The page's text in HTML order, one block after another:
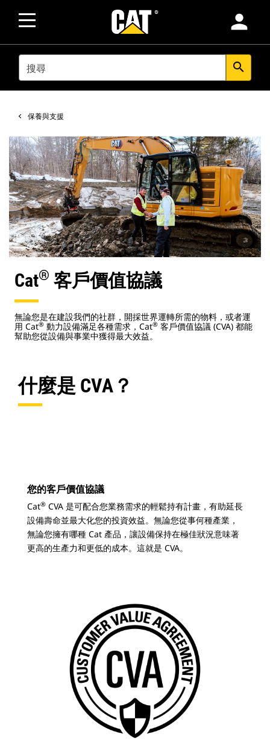
person
SEARCH search
保養與支援
Cat® 客戶價值協議
無論您是在建設我們的社群，開採世界運轉所需的物料，或者運
用 Cat® 動力設備滿足各種需求，Cat® 客戶價值協議 (CVA) 都能
幫助您從設備與事業中獲得最大效益。
什麼是 CVA？
您的客戶價值協議
Cat® CVA 是可配合您業務需求的輕鬆持有計畫，有助延長
設備壽命並最大化您的投資效益。無論您從事何種產業，
無論您擁有哪種 Cat 產品，讓設備保持在極佳狀況意味著
更高的生產力和更低的成本。這就是 CVA。